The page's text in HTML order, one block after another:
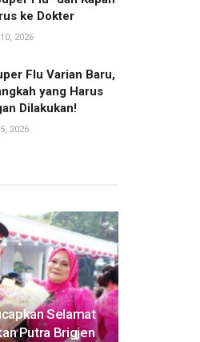
ke Dokter
2026
Flu Varian Baru,
yang Harus
Dilakukan!
2026
Selamat
Putra Brigjen